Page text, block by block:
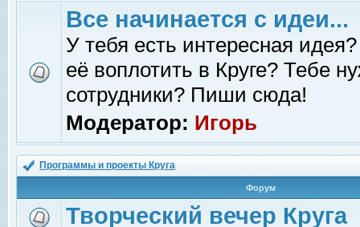
Все начинается с идеи...
У тебя есть интересная
её воплотить в Круге? Тебе
сотрудники? Пиши сюда!
Модератор: Игорь
Программы и проекты Круга
Форум
Творческий вечер Круга